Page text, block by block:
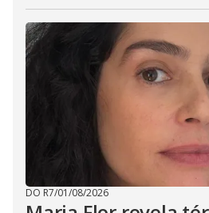
DO R7/01/08/2026